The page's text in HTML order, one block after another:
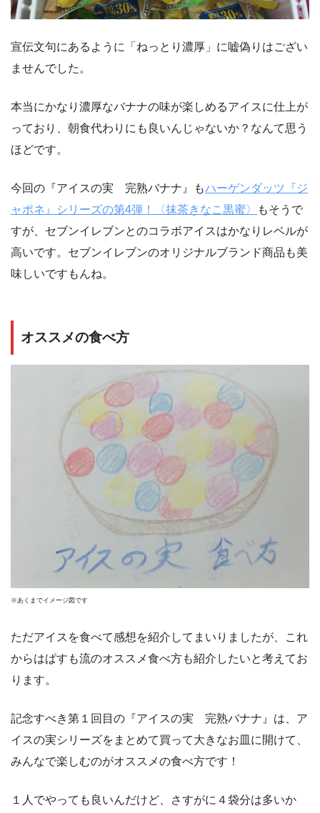
宣伝文句にあるように「ねっとり濃厚」に嘘偽りはござい
ませんでした。
本当にかなり濃厚なバナナの味が楽しめるアイスに仕上が
っており、朝食代わりにも良いんじゃないか？なんて思う
ほどです。
今回の『アイスの実 完熟バナナ』もハーゲンダッツ『ジ
ャポネ』シリーズの第4弾！〈抹茶きなこ黒蜜〉
もそうで
すが、セブンイレブンとのコラボアイスはかなりレベルが
高いです。セブンイレブンのオリジナルブランド商品も美
味しいですもんね。
オススメの食べ方
※あくまでイメージ図です
ただアイスを食べて感想を紹介してまいりましたが、これ
からはぱすも流のオススメ食べ方も紹介したいと考えてお
ります。
記念すべき第１回目の『アイスの実 完熟バナナ』は、ア
イスの実シリーズをまとめて買って大きなお皿に開けて、
みんなで楽しむのがオススメの食べ方です！
１人でやっても良いんだけど、さすがに４袋分は多いか